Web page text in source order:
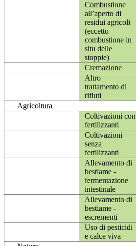
Combustione
all’aperto di
residui agricoli
(eccetto
combustione in
situ delle
stoppie)
Cremazione
Altro
trattamento di
rifiuti
Agricoltura
Coltivazioni con
fertilizzanti
Coltivazioni
senza
fertilizzanti
Allevamento di
bestiame -
fermentazione
intestinale
Allevamento di
bestiame -
escrementi
Uso di pesticidi
e calce viva